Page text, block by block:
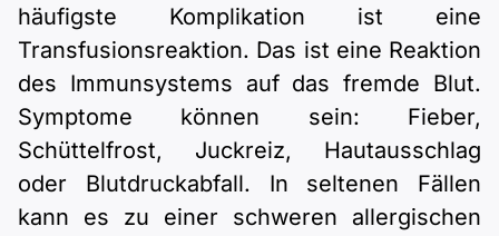
häufigste Komplikation ist eine
Transfusionsreaktion. Das ist eine Reaktion
des Immunsystems auf das fremde Blut.
Symptome können sein: Fieber,
Schüttelfrost, Juckreiz, Hautausschlag
oder Blutdruckabfall. In seltenen Fällen
kann es zu einer schweren allergischen